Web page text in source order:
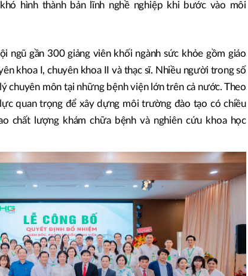
hình thành bản lĩnh nghề nghiệp khi bước vào môi
ngũ gần 300 giảng viên khối ngành sức khỏe gồm giáo
khoa I, chuyên khoa II và thạc sĩ. Nhiều người trong số
chuyên môn tại những bệnh viện lớn trên cả nước. Theo
lực quan trọng để xây dựng môi trường đào tạo có chiều
chất lượng khám chữa bệnh và nghiên cứu khoa học